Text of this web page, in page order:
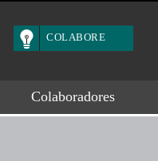
COLABORE
Colaboradores